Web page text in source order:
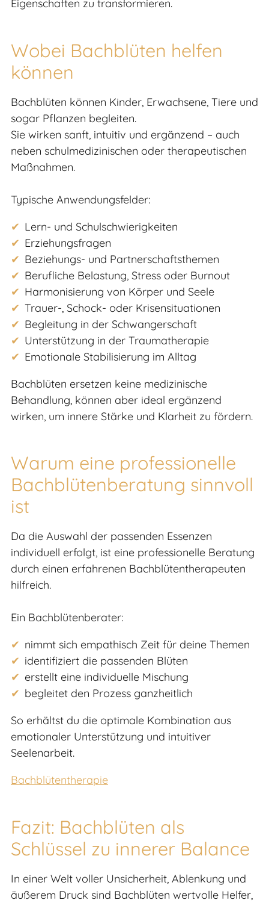
Eigenschaften zu transformieren.
Wobei Bachblüten helfen
können
Bachblüten können Kinder, Erwachsene, Tiere und
sogar Pflanzen begleiten.
Sie wirken sanft, intuitiv und ergänzend – auch
neben schulmedizinischen oder therapeutischen
Maßnahmen.
Typische Anwendungsfelder:
Lern- und Schulschwierigkeiten
Erziehungsfragen
Beziehungs- und Partnerschaftsthemen
Berufliche Belastung, Stress oder Burnout
Harmonisierung von Körper und Seele
Trauer-, Schock- oder Krisensituationen
Begleitung in der Schwangerschaft
Unterstützung in der Traumatherapie
Emotionale Stabilisierung im Alltag
Bachblüten ersetzen keine medizinische
Behandlung, können aber ideal ergänzend
wirken, um innere Stärke und Klarheit zu fördern.
Warum eine professionelle
Bachblütenberatung sinnvoll
ist
Da die Auswahl der passenden Essenzen
individuell erfolgt, ist eine professionelle Beratung
durch einen erfahrenen Bachblütentherapeuten
hilfreich.
Ein Bachblütenberater:
nimmt sich empathisch Zeit für deine Themen
identifiziert die passenden Blüten
erstellt eine individuelle Mischung
begleitet den Prozess ganzheitlich
So erhältst du die optimale Kombination aus
emotionaler Unterstützung und intuitiver
Seelenarbeit.
Bachblütentherapie
Fazit: Bachblüten als
Schlüssel zu innerer Balance
In einer Welt voller Unsicherheit, Ablenkung und
äußerem Druck sind Bachblüten wertvolle Helfer,